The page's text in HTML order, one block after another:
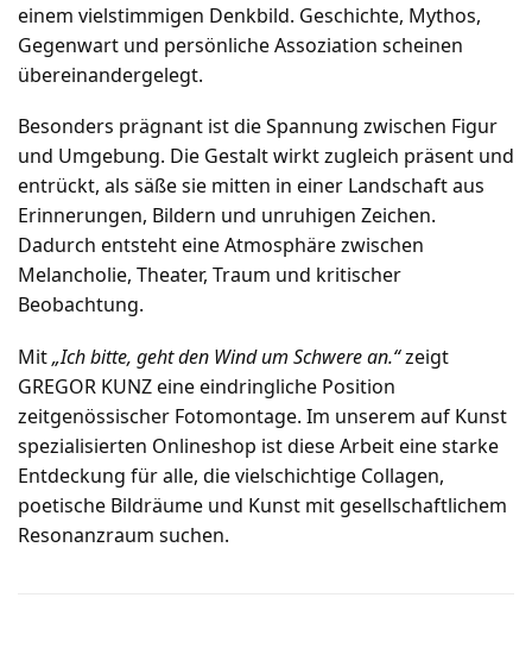
einem vielstimmigen Denkbild. Geschichte, Mythos,
Gegenwart und persönliche Assoziation scheinen
übereinandergelegt.
Besonders prägnant ist die Spannung zwischen Figur
und Umgebung. Die Gestalt wirkt zugleich präsent und
entrückt, als säße sie mitten in einer Landschaft aus
Erinnerungen, Bildern und unruhigen Zeichen.
Dadurch entsteht eine Atmosphäre zwischen
Melancholie, Theater, Traum und kritischer
Beobachtung.
Mit„Ich bitte, geht den Wind um Schwere an.“zeigt
GREGOR KUNZ eine eindringliche Position
zeitgenössischer Fotomontage. Im unserem auf Kunst
spezialisierten Onlineshop ist diese Arbeit eine starke
Entdeckung für alle, die vielschichtige Collagen,
poetische Bildräume und Kunst mit gesellschaftlichem
Resonanzraum suchen.